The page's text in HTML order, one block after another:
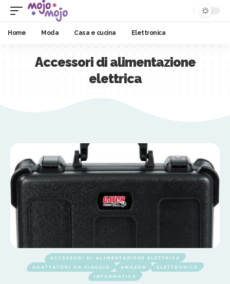
Home Moda Casa e cucina Elettronica
Accessori di alimentazione
elettrica
ACCESSORI DI ALIMENTAZIONE ELETTRICA
ADATTATORI DA VIAGGIO
AMAZON
ELETTRONICA
INFORMATICA